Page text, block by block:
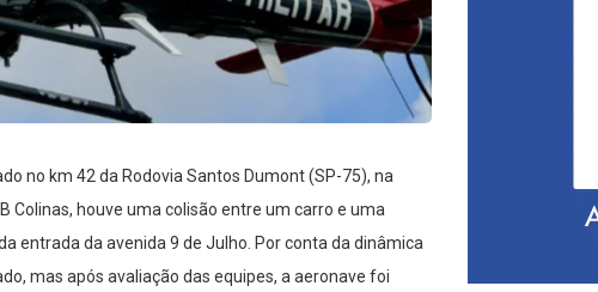
no km 42 da Rodovia Santos Dumont (SP-75), na
houve uma colisão entre um carro e uma
entrada da avenida 9 de Julho. Por conta da dinâmica
mas após avaliação das equipes, a aeronave foi